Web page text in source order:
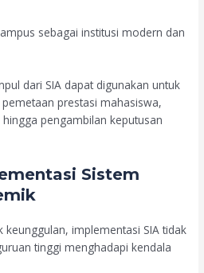
sebagai institusi modern dan
dari SIA dapat digunakan untuk
prestasi mahasiswa,
pengambilan keputusan
Sistem
implementasi SIA tidak
tinggi menghadapi kendala